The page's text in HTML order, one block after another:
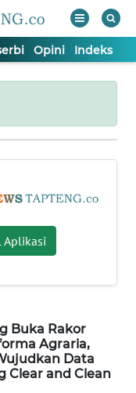
Opini Indeks
Aplikasi
Buka Rakor
Agraria,
Data
Clear and Clean